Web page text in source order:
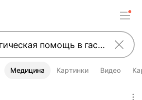
Медицина Картинки Видео